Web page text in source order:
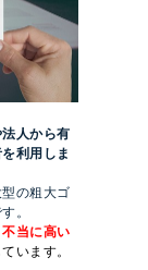
人から有
利用しま
の粗大ゴ
。
不当に高い
います。